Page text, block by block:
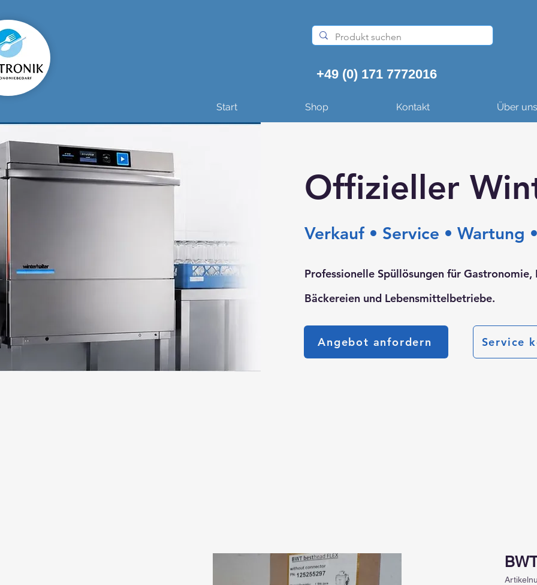
+49 (0) 171 7772016
Start Shop Kontakt Über uns
Offizieller
Verkauf • Service • Wartung
Professionelle Spüllösungen für
Bäckereien und Lebensmittelbetriebe.
Angebot anfordern Service